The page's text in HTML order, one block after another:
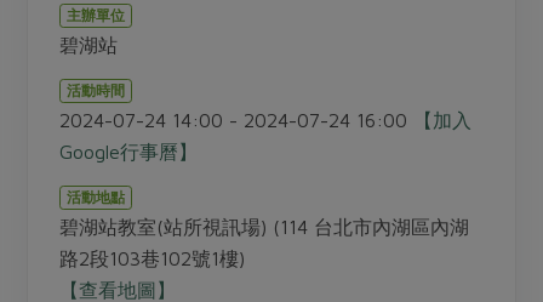
豆製品
肉品・水產
畜產肉類
水畜加工品
調理食材・點心
常備菜
蔬食
蛋料理
料理方式
烘焙．點心
2026年端午節預購圓滿結束
更多預購活動
當季產品
合作25-經典快閃最後一週
合作25-精選產品第四彈
合作25-精選產品第三彈
社內大小事
產品故事
樂齡生活 親子食育
關注議題
減硝酸鹽
認識合作社
關於我們
合作社組織
員工與求才
產品檢驗
自主把關
重要公告
主辦單位
碧湖站
活動時間
2024-07-24 14:00 - 2024-07-24 16:00
【加入
Google行事曆】
活動地點
碧湖站教室(站所視訊場) (114 台北市內湖區內湖
路2段103巷102號1樓)
【查看地圖】